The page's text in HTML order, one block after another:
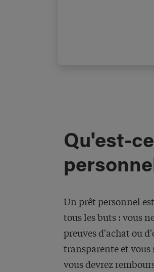
Qu'est-
Un prêt personnel
tous les buts : vous
preuves d'achat ou
transparente et vous
vous devrez